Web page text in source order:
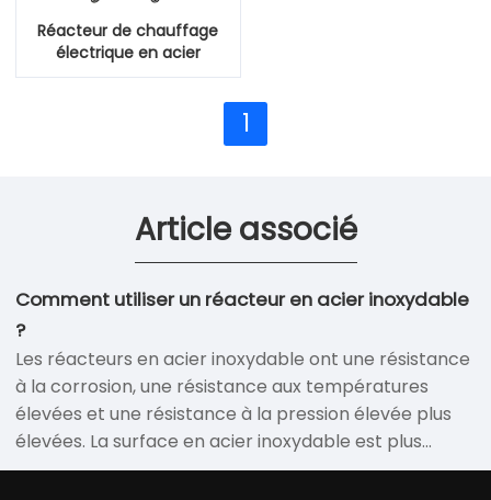
Réacteur de chauffage
électrique en acier
inoxydable
1
Article associé
Comment utiliser un réacteur en acier inoxydable
?
Les réacteurs en acier inoxydable ont une résistance
à la corrosion, une résistance aux températures
élevées et une résistance à la pression élevée plus
élevées. La surface en acier inoxydable est plus
solide, difficilement endommagée, facile à nettoyer